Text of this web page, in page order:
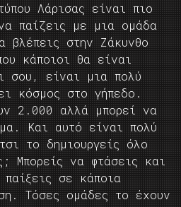
Λάρισας είναι πιο
παίζεις με μια ομάδα
βλέπεις στην Ζάκυνθο
κάποιοι θα είναι
σου, είναι μια πολύ
κόσμος στο γήπεδο.
2.000 αλλά μπορεί να
Και αυτό είναι πολύ
το δημιουργείς όλο
Μπορείς να φτάσεις και
σε κάποια
Τόσες ομάδες το έχουν